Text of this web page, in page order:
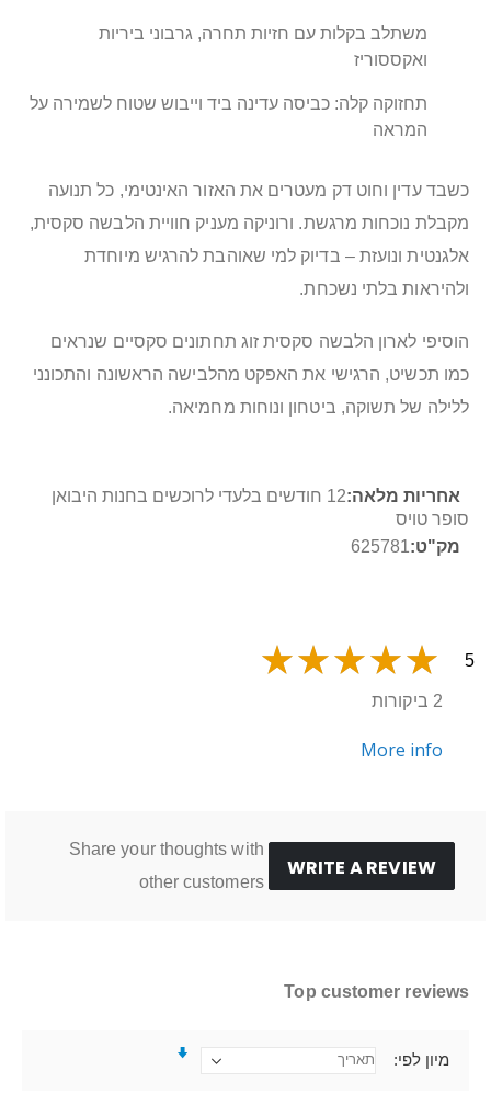
משתלב בקלות עם חזיות תחרה, גרבוני ביריות
ואקססוריז
תחזוקה קלה: כביסה עדינה ביד וייבוש שטוח לשמירה על
המראה
כשבד עדין וחוט דק מעטרים את האזור האינטימי, כל תנועה
מקבלת נוכחות מרגשת. ורוניקה מעניק חוויית הלבשה סקסית,
אלגנטית ונועזת – בדיוק למי שאוהבת להרגיש מיוחדת
ולהיראות בלתי נשכחת.
הוסיפי לארון הלבשה סקסית זוג תחתונים סקסיים שנראים
כמו תכשיט, הרגישי את האפקט מהלבישה הראשונה והתכונני
ללילה של תשוקה, ביטחון ונוחות מחמיאה.
מידע
נוסף
12 חודשים בלעדי לרוכשים בחנות היבואן
סופר טויס
625781
5
2 ביקורות
More info
WRITE A REVIEW
Share your thoughts with
other customers
Top customer reviews
מיון לפי